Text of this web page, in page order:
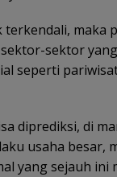
terkendali, maka
sektor
seperti
diprediksi, di
usaha besar,
yang sejauh ini